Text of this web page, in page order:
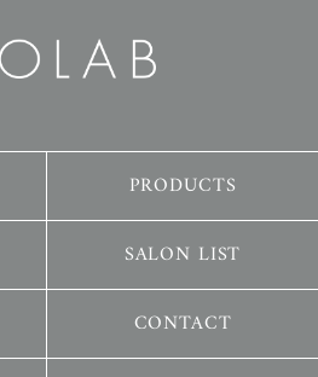
PRODUCTS
SALON LIST
CONTACT